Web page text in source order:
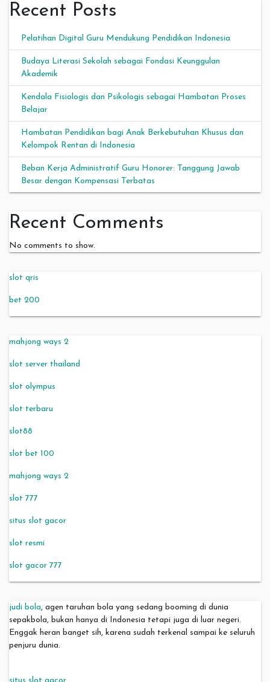
Recent Posts
Pelatihan Digital Guru Mendukung Pendidikan Indonesia
Budaya Literasi Sekolah sebagai Fondasi Keunggulan
Akademik
Kendala Fisiologis dan Psikologis sebagai Hambatan Proses
Belajar
Hambatan Pendidikan bagi Anak Berkebutuhan Khusus dan
Kelompok Rentan di Indonesia
Beban Kerja Administratif Guru Honorer: Tanggung Jawab
Besar dengan Kompensasi Terbatas
Recent Comments
No comments to show.
slot qris
bet 200
mahjong ways 2
slot server thailand
slot olympus
slot terbaru
slot88
slot bet 100
mahjong ways 2
slot 777
situs slot gacor
slot resmi
slot gacor 777
judi bola, agen taruhan bola yang sedang booming di dunia
sepakbola, bukan hanya di Indonesia tetapi juga di luar negeri.
Enggak heran banget sih, karena sudah terkenal sampai ke seluruh
penjuru dunia.